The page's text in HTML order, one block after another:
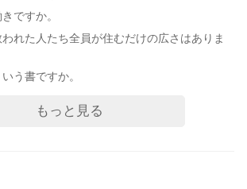
ですか。
れた人たち全員が住むだけの広さはありま
う書ですか。
もっと見る